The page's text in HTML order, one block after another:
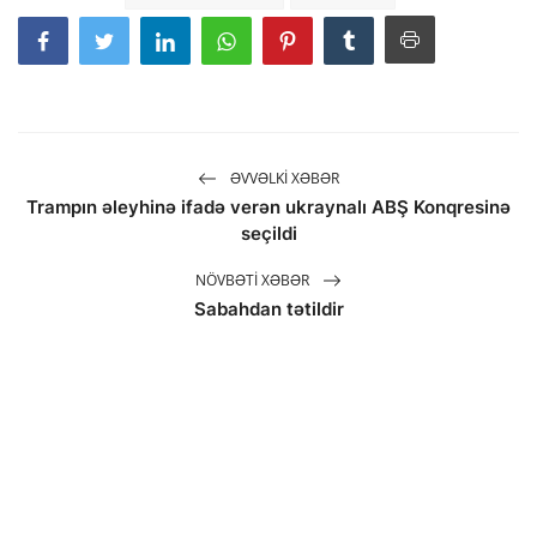
ƏVVƏLKI XƏBƏR
Trampın əleyhinə ifadə verən ukraynalı ABŞ Konqresinə
seçildi
NÖVBƏTI XƏBƏR
Sabahdan tətildir